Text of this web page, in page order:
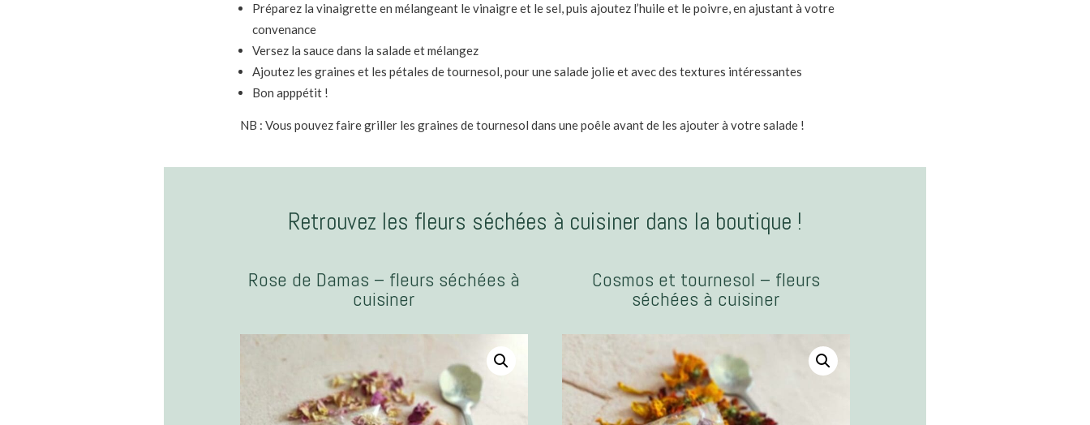
Préparez la vinaigrette en mélangeant le vinaigre et le sel, puis ajoutez l’huile et le poivre, en ajustant à votre
convenance
Versez la sauce dans la salade et mélangez
Ajoutez les graines et les pétales de tournesol, pour une salade jolie et avec des textures intéressantes
Bon apppétit !
NB : Vous pouvez faire griller les graines de tournesol dans une poêle avant de les ajouter à votre salade !
Retrouvez les fleurs séchées à cuisiner dans la boutique !
Rose de Damas – fleurs séchées à
cuisiner
Cosmos et tournesol – fleurs
séchées à cuisiner